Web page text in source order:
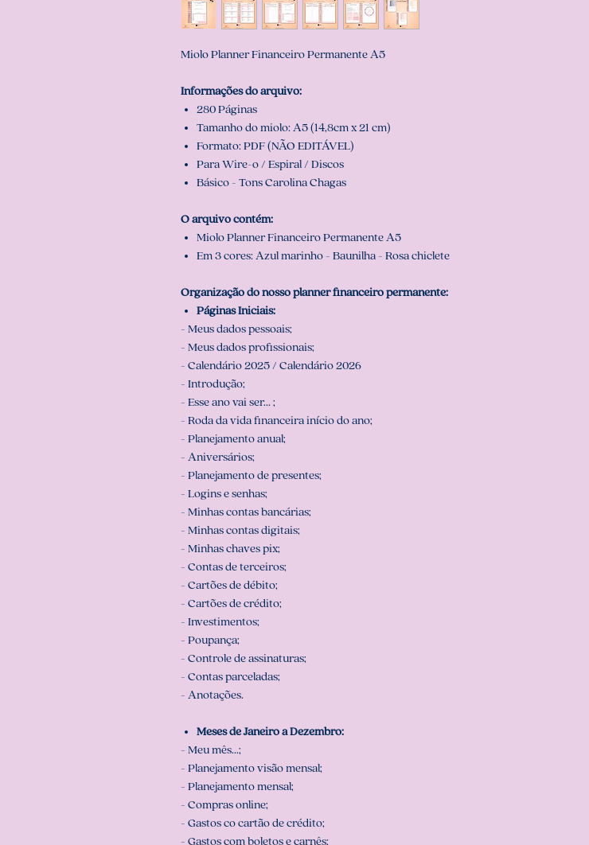
Miolo Planner Financeiro Permanente A5
Informações do arquivo:
280 Páginas
Tamanho do miolo: A5 (14,8cm x 21 cm)
Formato: PDF (NÃO EDITÁVEL)
Para Wire-o / Espiral / Discos
Básico - Tons Carolina Chagas
O arquivo contém:
Miolo Planner Financeiro Permanente A5
Em 3 cores: Azul marinho - Baunilha - Rosa chiclete
Organização do nosso planner financeiro permanente:
Páginas Iniciais:
- Meus dados pessoais;
- Meus dados profissionais;
- Calendário 2025 / Calendário 2026
- Introdução;
- Esse ano vai ser... ;
- Roda da vida financeira início do ano;
- Planejamento anual;
- Aniversários;
- Planejamento de presentes;
- Logins e senhas;
- Minhas contas bancárias;
- Minhas contas digitais;
- Minhas chaves pix;
- Contas de terceiros;
- Cartões de débito;
- Cartões de crédito;
- Investimentos;
- Poupança;
- Controle de assinaturas;
- Contas parceladas;
- Anotações.
Meses de Janeiro a Dezembro:
- Meu mês...;
- Planejamento visão mensal;
- Planejamento mensal;
- Compras online;
- Gastos co cartão de crédito;
- Gastos com boletos e carnês;